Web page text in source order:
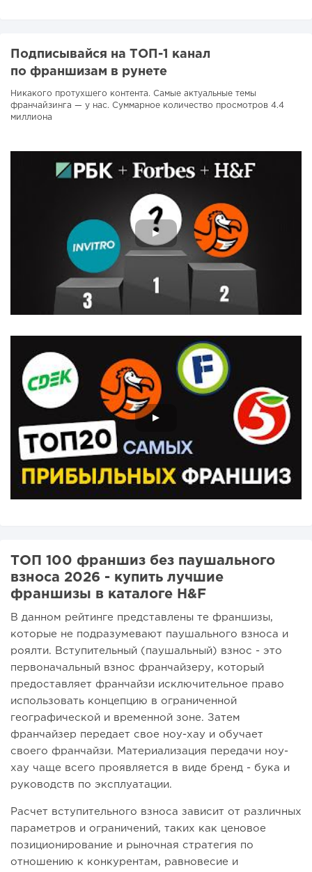
Подписывайся на ТОП-1 канал
по франшизам в рунете
Никакого протухшего контента. Самые актуальные темы
франчайзинга — у нас. Суммарное количество просмотров 4.4
миллиона
ТОП 100 франшиз без паушального
взноса 2026 - купить лучшие
франшизы в каталоге H&F
В данном рейтинге представлены те франшизы,
которые не подразумевают паушального взноса и
роялти. Вступительный (паушальный) взнос - это
первоначальный взнос франчайзеру, который
предоставляет франчайзи исключительное право
использовать концепцию в ограниченной
географической и временной зоне. Затем
франчайзер передает свое ноу-хау и обучает
своего франчайзи. Материализация передачи ноу-
хау чаще всего проявляется в виде бренд - бука и
руководств по эксплуатации.
Расчет вступительного взноса зависит от различных
параметров и ограничений, таких как ценовое
позиционирование и рыночная стратегия по
отношению к конкурентам, равновесие и